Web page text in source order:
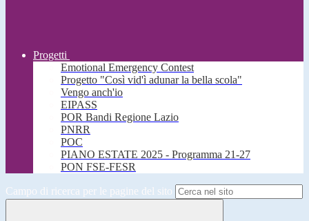
Progetti
Emotional Emergency Contest
Progetto "Così vid'ì adunar la bella scola"
Vengo anch'io
EIPASS
POR Bandi Regione Lazio
PNRR
POC
PIANO ESTATE 2025 - Programma 21-27
PON FSE-FESR
Campo di ricerca per le pagine del sito